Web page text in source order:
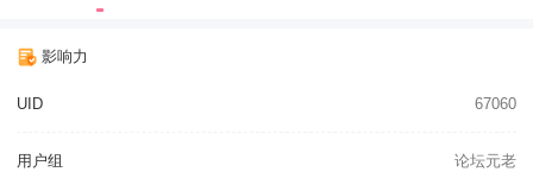
影响力
UID 67060
用户组 论坛元老